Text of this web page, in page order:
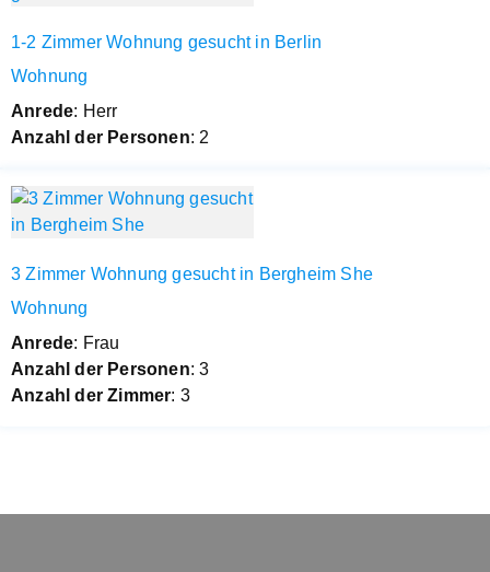
1-2 Zimmer Wohnung gesucht in Berlin
Wohnung
Anrede: Herr
Anzahl der Personen: 2
3 Zimmer Wohnung gesucht in Bergheim She
Wohnung
Anrede: Frau
Anzahl der Personen: 3
Anzahl der Zimmer: 3